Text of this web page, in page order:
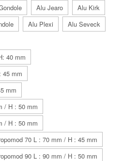
Alu Jearo
Alu Kirk
Alu Plexi
Alu Seveck
40 mm
45 mm
mm
/ H : 50 mm
/ H : 50 mm
70 L : 70 mm / H : 45 mm
90 L : 90 mm / H : 50 mm